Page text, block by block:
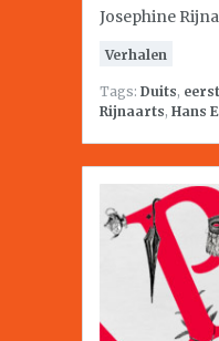
Josephine
Verhalen
Tags: Duits,
Rijnaarts, Hans